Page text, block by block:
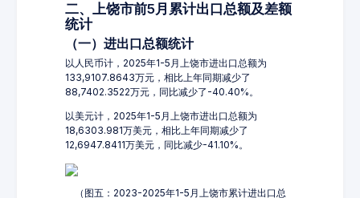
二、上饶市前5月累计出口总额及差额
统计
（一）进出口总额统计
以人民币计，2025年1-5月上饶市进出口总额为
133,9107.8643万元，相比上年同期减少了
88,7402.3522万元，同比减少了-40.40%。
以美元计，2025年1-5月上饶市进出口总额为
18,6303.981万美元，相比上年同期减少了
12,6947.8411万美元，同比减少-41.10%。
（图五：2023-2025年1-5月上饶市累计进出口总